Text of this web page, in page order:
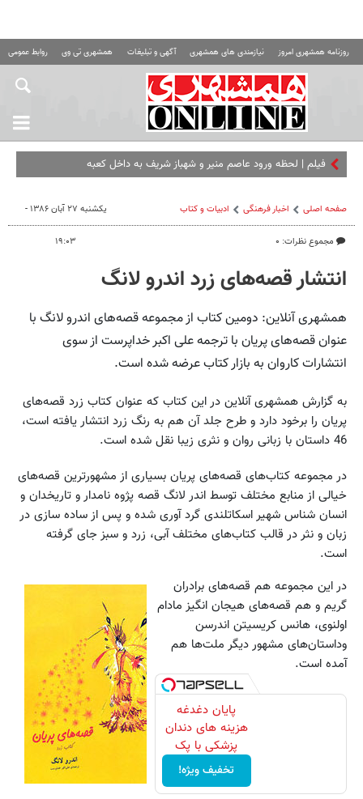
روزنامه همشهری امروز نیازمندی های همشهری آگهی و تبلیغات همشهری تی وی روابط عمومی
فیلم | لحظه ورود عاصم منیر و شهباز شریف به داخل کعبه
صفحه اصلی اخبار فرهنگی ادبیات و کتاب
مجموع نظرات: ۰
یکشنبه ۲۷ آبان ۱۳۸۶ -
۱۹:۰۳
انتشار قصه‌های زرد اندرو لانگ
همشهری آنلاین: دومین کتاب از مجموعه قصه‌های اندرو لانگ با
عنوان قصه‌های پریان با ترجمه علی اکبر خداپرست از سوی
انتشارات کاروان به بازار کتاب عرضه شده است.
به گزارش همشهری آنلاین در این کتاب که عنوان کتاب زرد قصه‌های
پریان را برخود دارد و طرح جلد آن هم به رنگ زرد انتشار یافته است،
46 داستان با زبانی روان و نثری زیبا نقل شده است.
در مجموعه کتاب‌های قصه‌های پریان بسیاری از مشهورترین قصه‌های
خیالی از منابع مختلف توسط اندر لانگ قصه پژوه نامدار و تاریخدان و
انسان شناس شهیر اسکاتلندی گرد آوری شده و پس از ساده سازی در
زبان و نثر در قالب کتاب‌های مختلف آبی، زرد و سبز جای گرفته
است.
در این مجموعه هم قصه‌های برادران
گریم و هم قصه‌های هیجان انگیز مادام
اولنوی، هانس کریسیتن اندرسن
وداستان‌های مشهور دیگر ملت‌ها هم
آ‌مده است.
پایان دغدغه
هزینه های دندان
پزشکی با پک
سفید کننده
خانگی
تخفیف ویژه!